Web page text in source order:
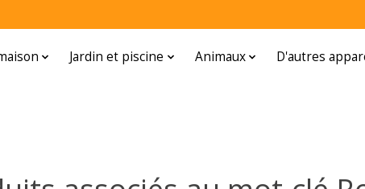
Jardin et piscine Animaux D'autres